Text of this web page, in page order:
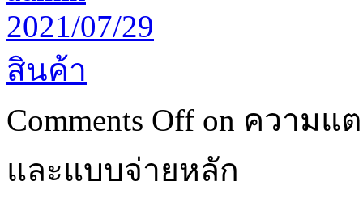
2021/07/29
สินค้า
Comments Off on ความแ
และแบบจ่ายหลัก